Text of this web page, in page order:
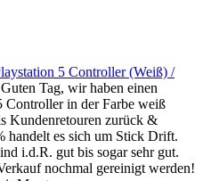
5 Controller (Weiß) /
Guten Tag, wir haben einen
Controller in der Farbe weiß
Kundenretouren zurück &
handelt es sich um Stick Drift.
i.d.R. gut bis sogar sehr gut.
nochmal gereinigt werden!